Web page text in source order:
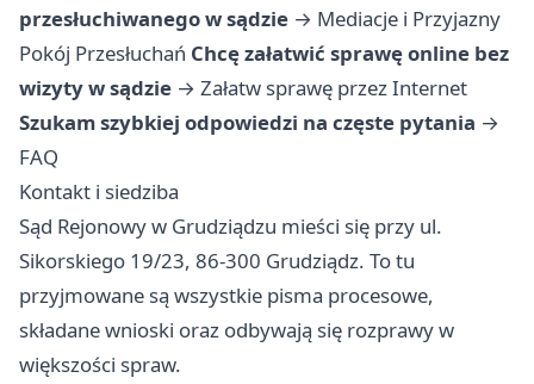
przesłuchiwanego w sądzie → Mediacje i Przyjazny
Pokój Przesłuchań Chcę załatwić sprawę online bez
wizyty w sądzie → Załatw sprawę przez Internet
Szukam szybkiej odpowiedzi na częste pytania →
FAQ
Kontakt i siedziba
Sąd Rejonowy w Grudziądzu mieści się przy ul.
Sikorskiego 19/23, 86-300 Grudziądz. To tu
przyjmowane są wszystkie pisma procesowe,
składane wnioski oraz odbywają się rozprawy w
większości spraw.